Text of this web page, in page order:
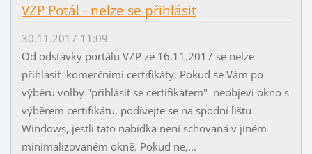
VZP Potál - nelze se přihlásit
30.11.2017 11:09
Od odstávky portálu VZP ze 16.11.2017 se nelze
přihlásit komerčními certifikáty. Pokud se Vám po
výběru volby "přihlásit se certifikátem" neobjeví okno s
výběrem certifikátu, podívejte se na spodní lištu
Windows, jestli tato nabídka není schovaná v jiném
minimalizovaném okně. Pokud ne,...